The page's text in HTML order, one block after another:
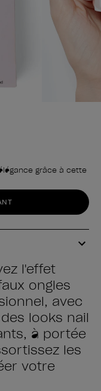
grâce à cette
l'effet
ongles
avec
looks nail
à portée
les
votre